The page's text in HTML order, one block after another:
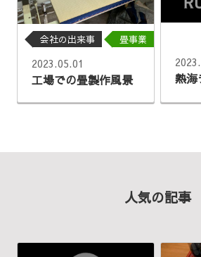
会社の出来事 畳事業
2023.05.01
工場での畳製作風景 熱海
人気の記事